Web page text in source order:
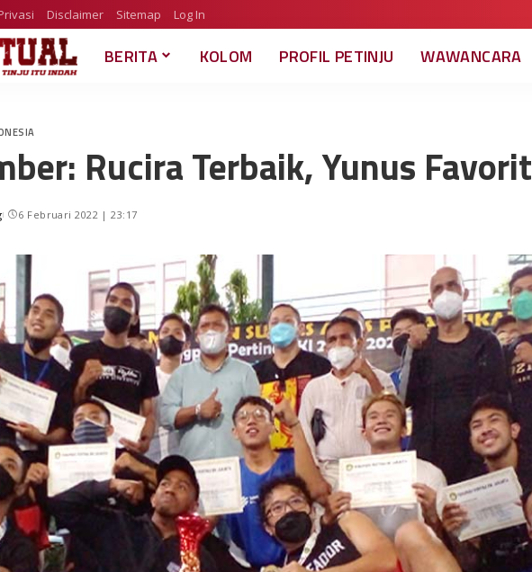
Disclaimer Sitemap Log In
BERITA KOLOM PROFIL PETINJU WAWANCARA
Rucira Terbaik, Yunus Favorit
6 Februari 2022 | 23:17